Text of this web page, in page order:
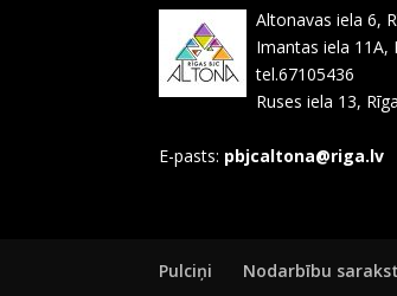
Altonavas iela 6,
Imantas iela 11A,
tel.67105436
Ruses iela 13,
E-pasts: pbjcaltona@riga.lv
Pulciņi Nodarbību